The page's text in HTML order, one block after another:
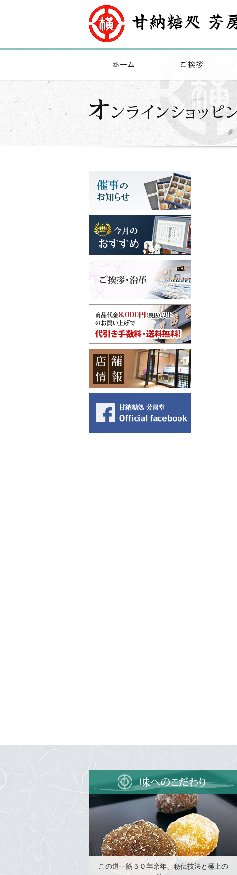
この道一筋５０年余年、秘伝技法と極上の